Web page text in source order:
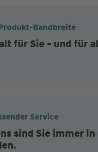
Bandbreite
für Sie - und für
Service
sind Sie immer in